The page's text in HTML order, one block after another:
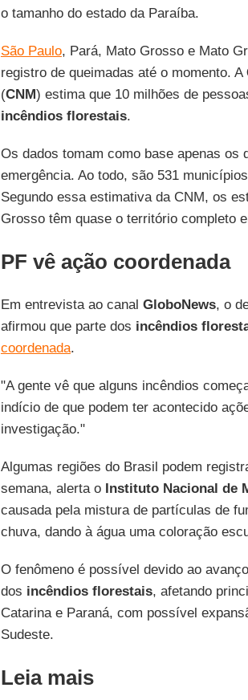
o tamanho do estado da Paraíba.
São Paulo, Pará, Mato Grosso e Mato
registro de queimadas até o momento. A
(CNM) estima que 10 milhões de
incêndios florestais.
Os dados tomam como base apenas os
emergência. Ao todo, são 531
Segundo essa estimativa da CNM, os
Grosso têm quase o território completo
PF vê ação coordenada
Em entrevista ao canal GloboNews, o
afirmou que parte dos incêndios
coordenada.
"A gente vê que alguns incêndios
indício de que podem ter acontecido
investigação."
Algumas regiões do Brasil podem
semana, alerta o Instituto Nacional de
causada pela mistura de partículas de
chuva, dando à água uma coloração
O fenômeno é possível devido ao
dos incêndios florestais, afetando
Catarina e Paraná, com possível
Sudeste.
Leia mais